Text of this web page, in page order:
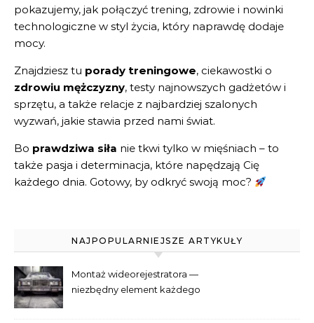
pokazujemy, jak połączyć trening, zdrowie i nowinki
technologiczne w styl życia, który naprawdę dodaje
mocy.
Znajdziesz tu porady treningowe, ciekawostki o
zdrowiu mężczyzny, testy najnowszych gadżetów i
sprzętu, a także relacje z najbardziej szalonych
wyzwań, jakie stawia przed nami świat.
Bo prawdziwa siła nie tkwi tylko w mięśniach – to
także pasja i determinacja, które napędzają Cię
każdego dnia. Gotowy, by odkryć swoją moc?
NAJPOPULARNIEJSZE ARTYKUŁY
Montaż wideorejestratora —
niezbędny element każdego